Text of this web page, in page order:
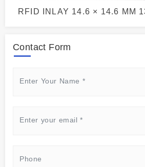
RFID INLAY 14.6 × 14.6
Contact Form